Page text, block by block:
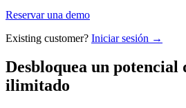
Reservar una demo
Existing customer? Iniciar sesión →
Desbloquea un potencial
ilimitado